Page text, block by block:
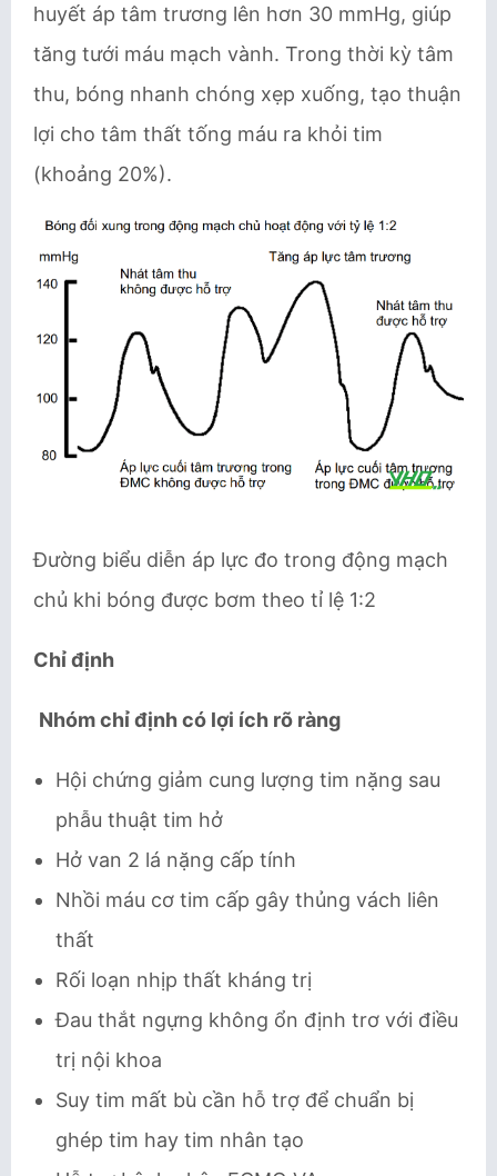
huyết áp tâm trương lên hơn 30 mmHg, giúp
tăng tưới máu mạch vành. Trong thời kỳ tâm
thu, bóng nhanh chóng xẹp xuống, tạo thuận
lợi cho tâm thất tống máu ra khỏi tim
(khoảng 20%).
Đường biểu diễn áp lực đo trong động mạch
chủ khi bóng được bơm theo tỉ lệ 1:2
Chỉ định
Nhóm chỉ định có lợi ích rõ ràng
Hội chứng giảm cung lượng tim nặng sau
phẫu thuật tim hở
Hở van 2 lá nặng cấp tính
Nhồi máu cơ tim cấp gây thủng vách liên
thất
Rối loạn nhịp thất kháng trị
Đau thắt ngựng không ổn định trơ với điều
trị nội khoa
Suy tim mất bù cần hỗ trợ để chuẩn bị
ghép tim hay tim nhân tạo